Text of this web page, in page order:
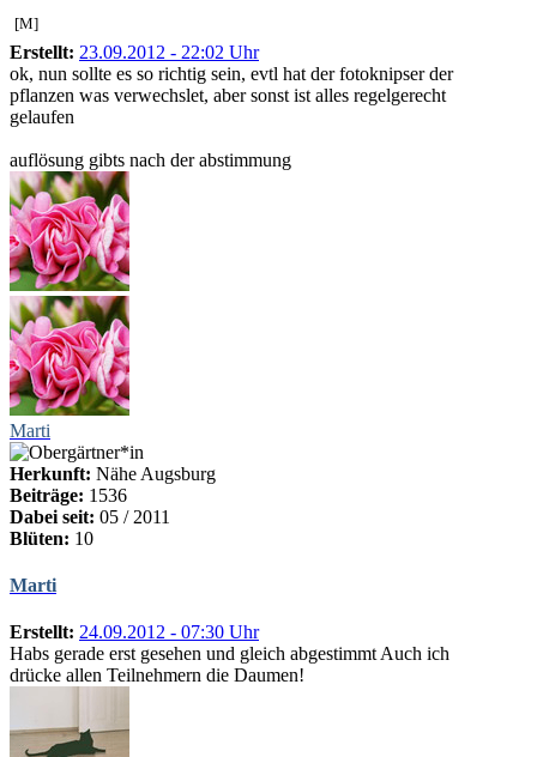
[M]
Erstellt: 23.09.2012 - 22:02 Uhr
ok, nun sollte es so richtig sein, evtl hat der fotoknipser der
pflanzen was verwechslet, aber sonst ist alles regelgerecht
gelaufen
auflösung gibts nach der abstimmung
Marti
Herkunft: Nähe Augsburg
Beiträge: 1536
Dabei seit: 05 / 2011
Blüten: 10
Marti
Erstellt: 24.09.2012 - 07:30 Uhr
Habs gerade erst gesehen und gleich abgestimmt Auch ich
drücke allen Teilnehmern die Daumen!